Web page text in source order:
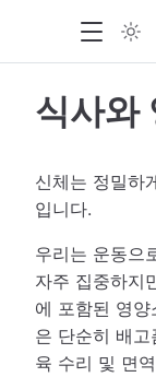
식사와
신체는 정밀하
입니다.
우리는 운동으
자주 집중하지
에 포함된 영
은 단순히 배
육 수리 및 면